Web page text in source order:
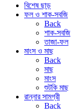
বিশেষ ছাড়
ফল ও শাক-সবজি
Back
শাক-সবজি
তাজা-ফল
মাংস ও মাছ
Back
মাছ
মাংস
শুটকি মাছ
রান্নার সামগ্রী
Back